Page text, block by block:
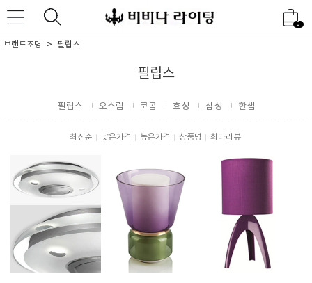
0
브랜드조명 필립스
필립스
필립스 오스람 코콤 효성 삼성 한샘
최신순 낮은가격 높은가격 상품명 최다리뷰